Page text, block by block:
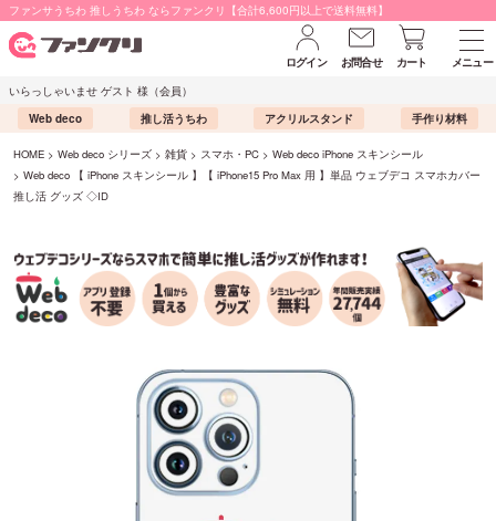
ファンサうちわ 推しうちわ ならファンクリ【合計6,600円以上で送料無料】
ログイン お問合せ カート
メニュー
いらっしゃいませ ゲスト 様（会員）
Web deco
推し活うちわ アクリルスタンド 手作り材料
HOME Web deco シリーズ 雑貨 スマホ・PC
Web deco iPhone スキンシール
Web deco 【 iPhone スキンシール 】【 iPhone15 Pro Max 用 】単品 ウェブデコ スマホカバー
推し活 グッズ ◇ID